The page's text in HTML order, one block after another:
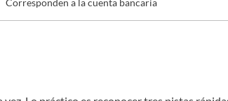
Corresponden a la cuenta bancaria